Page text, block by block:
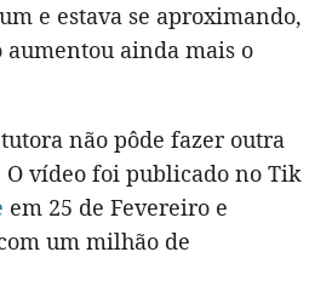
e estava se aproximando,
aumentou ainda mais o
não pôde fazer outra
O vídeo foi publicado no Tik
em 25 de Fevereiro e
um milhão de